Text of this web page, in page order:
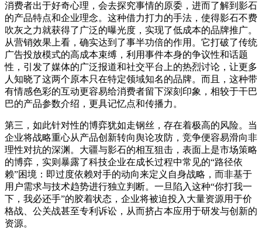
消费者出于好奇心理，会去探究事情的原委，进而了解到影石
的产品特点和企业理念。这种借力打力的手法，使得影石不费
吹灰之力就获得了广泛的曝光度，实现了低成本的品牌推广。
从营销效果上看，确实达到了事半功倍的作用。它打破了传统
广告投放模式的高成本束缚，利用事件本身的争议性和话题
性，引发了媒体的广泛报道和社交平台上的热烈讨论，让更多
人知晓了这两个原本只在特定领域知名的品牌。而且，这种带
有情感色彩的互动更容易给消费者留下深刻印象，相较于干巴
巴的产品参数介绍，更具记忆点和传播力。
第三，如此针对性的博弈犹如走钢丝，存在着极高的风险。当
企业将战略重心从产品创新转向舆论攻防，竞争便容易滑向非
理性对抗的深渊。大疆与影石的相互狙击，表面上是市场策略
的博弈，实则暴露了科技企业在成长过程中常见的“路径依
赖”困境：即过度依赖对手的动向来定义自身战略，而非基于
用户需求与技术趋势进行独立判断。一旦陷入这种“你打我一
下，我必还手”的胶着状态，企业将被迫投入大量资源用于价
格战、公关战甚至专利诉讼，从而挤占本应用于研发与创新的
资源。